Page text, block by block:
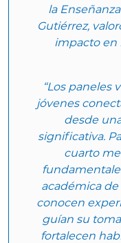
la
Gutiérrez,
impacto en
“Los paneles
jóvenes
desde
significativa.
cuarto
académica
conocen
guían su
fortalecen